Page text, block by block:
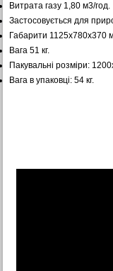
Витрата газу 1,80 м3/год.
Застосовується для
Габарити 1125x780x370
Вага 51 кг.
Пакувальні розміри:
Вага в упаковці: 54 кг.